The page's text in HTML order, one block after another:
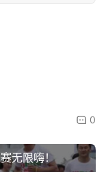
0
无限嗨！